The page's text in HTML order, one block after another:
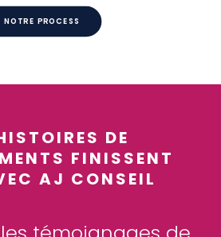
NOTRE PROCESS
DE
FINISSENT
AJ CONSEIL